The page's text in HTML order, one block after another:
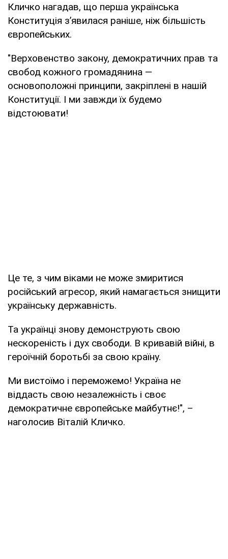
Кличко нагадав, що перша українська
Конституція зʼявилася раніше, ніж більшість
європейських.
"Верховенство закону, демократичних прав та
свобод кожного громадянина —
основоположні принципи, закріплені в нашій
Конституції. І ми завжди їх будемо
відстоювати!
Це те, з чим віками не може змиритися
російський агресор, який намагається знищити
українську державність.
Та українці знову демонструють свою
нескореність і дух свободи. В кривавій війні, в
героїчній боротьбі за свою країну.
Ми вистоїмо і переможемо! Україна не
віддасть свою незалежність і своє
демократичне європейське майбутнє!", –
наголосив Віталій Кличко.